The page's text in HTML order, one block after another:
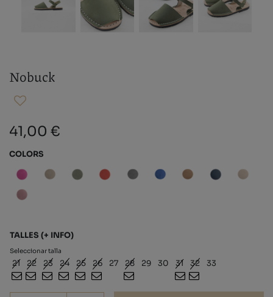
Nobuck
41,00 €
COLORS
TALLES (+ INFO)
Seleccionar talla
21 22 23 24 25 26 27 28 29 30 31 32 33